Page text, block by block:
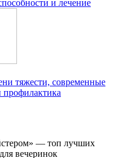
и лечение
тяжести, современные
профилактика